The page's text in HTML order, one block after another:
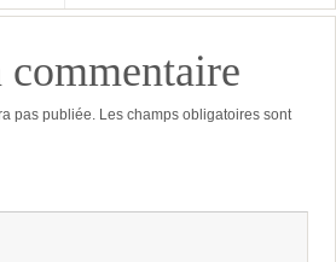
commentaire
pas publiée. Les champs obligatoires sont